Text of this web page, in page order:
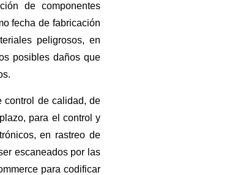
de componentes
fecha de fabricación
peligrosos, en
posibles daños que
control de calidad, de
para el control y
en rastreo de
escaneados por las
para codificar